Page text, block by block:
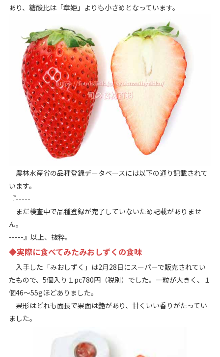
あり、糖酸比は「章姫」よりも小さめとなっています。
農林水産省の品種登録データベースには以下の通り記載されて
います。
『-----
まだ検査中で品種登録が完了していないため記載がありませ
ん。
-----』以上、抜粋。
◆実際に食べてみたみおしずくの食味
入手した「みおしずく」は2月28日にスーパーで販売されてい
たもので、5個入り１pc780円（税別）でした。一粒が大きく、１
個46～55gほどありました。
果形はどれも面長で果面は艶があり、甘くいい香りがたってい
ました。